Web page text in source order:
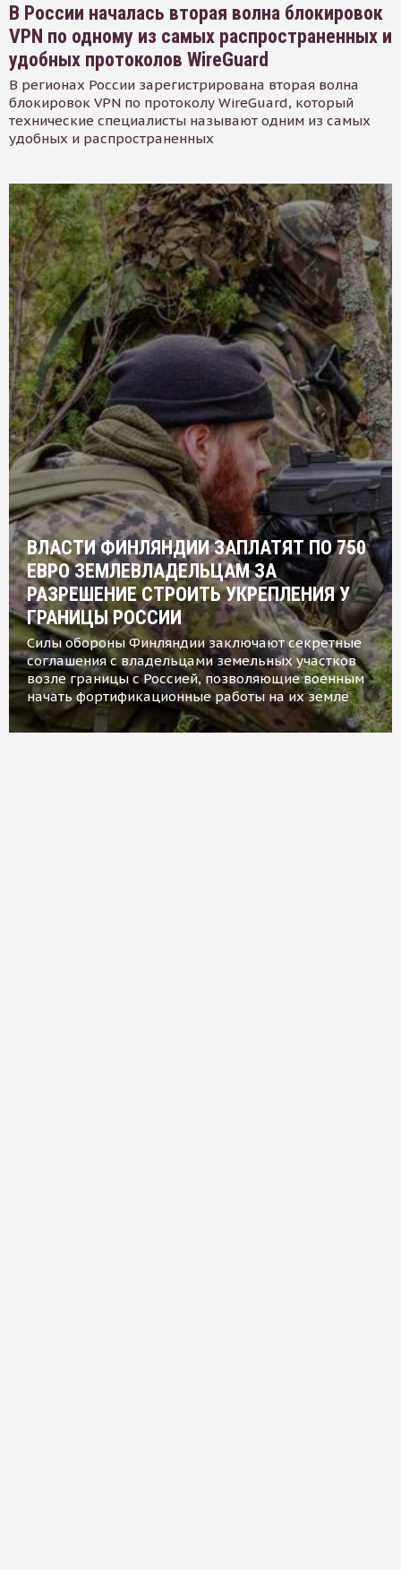
В России началась вторая волна блокировок
VPN по одному из самых распространенных и
удобных протоколов WireGuard
В регионах России зарегистрирована вторая волна
блокировок VPN по протоколу WireGuard, который
технические специалисты называют одним из самых
удобных и распространенных
ВЛАСТИ ФИНЛЯНДИИ ЗАПЛАТЯТ ПО 750
ЕВРО ЗЕМЛЕВЛАДЕЛЬЦАМ ЗА
РАЗРЕШЕНИЕ СТРОИТЬ УКРЕПЛЕНИЯ У
ГРАНИЦЫ РОССИИ
Силы обороны Финляндии заключают секретные
соглашения с владельцами земельных участков
возле границы с Россией, позволяющие военным
начать фортификационные работы на их земле